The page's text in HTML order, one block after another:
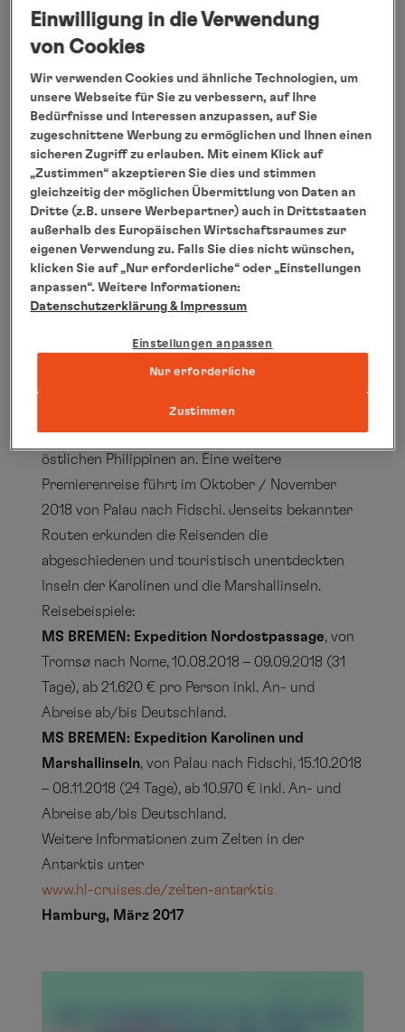
Tage), ab 5.580 € pro Person inkl. An- und Abreise
ab/bis Deutschland.
Die BREMEN begibt sich im Sommer auf eine
besonders anspruchsvolle und spektakuläre
Expedition: Auf einer Reise von Tromsø nach
Nome durchquert sie zum zweiten Mal nach 2015
die Nordostpassage, den Seeweg zwischen
Europa und Asien durch die russische Arktis. Die
Expeditionsschiffe von Hapag-Lloyd Cruises sind
die einzigen nicht-russischen Passagierschiffe,
die diese Route befahren. Daneben stehen
spannende Premierenrouten auf dem Programm,
BREMEN verschiedene Premierenziele wie die
Oki-Inseln, Goto-Inseln, Okinawa-Inseln und die
östlichen Philippinen an. Eine weitere
Premierenreise führt im Oktober / November
2018 von Palau nach Fidschi. Jenseits bekannter
Routen erkunden die Reisenden die
abgeschiedenen und touristisch unentdeckten
Inseln der Karolinen und die Marshallinseln.
Reisebeispiele:
MS BREMEN: Expedition Nordostpassage, von
Tromsø nach Nome, 10.08.2018 – 09.09.2018 (31
Tage), ab 21.620 € pro Person inkl. An- und
Abreise ab/bis Deutschland.
MS BREMEN: Expedition Karolinen und
Marshallinseln, von Palau nach Fidschi, 15.10.2018
– 08.11.2018 (24 Tage), ab 10.970 € inkl. An- und
Abreise ab/bis Deutschland.
Weitere Informationen zum Zelten in der
Antarktis unter
www.hl-cruises.de/zelten-antarktis
Hamburg, März 2017
Einwilligung in die Verwendung
von Cookies
Wir verwenden Cookies und ähnliche Technologien, um
unsere Webseite für Sie zu verbessern, auf Ihre
Bedürfnisse und Interessen anzupassen, auf Sie
zugeschnittene Werbung zu ermöglichen und Ihnen einen
sicheren Zugriff zu erlauben. Mit einem Klick auf
„Zustimmen“ akzeptieren Sie dies und stimmen
gleichzeitig der möglichen Übermittlung von Daten an
Dritte (z.B. unsere Werbepartner) auch in Drittstaaten
außerhalb des Europäischen Wirtschaftsraumes zur
eigenen Verwendung zu. Falls Sie dies nicht wünschen,
klicken Sie auf „Nur erforderliche“ oder „Einstellungen
anpassen“. Weitere Informationen:
Datenschutzerklärung & Impressum
Einstellungen anpassen
Nur erforderliche
Zustimmen